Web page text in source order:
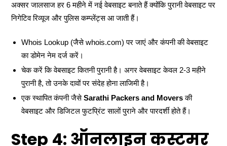
अक्सर जालसाज हर 6 महीने में नई वेबसाइट बनाते हैं क्योंकि पुरानी वेबसाइट पर
निगेटिव रिव्यूज और पुलिस कम्प्लेंट्स आ जाती हैं।
Whois Lookup (जैसे whois.com) पर जाएं और कंपनी की वेबसाइट
का डोमेन नेम दर्ज करें।
चेक करें कि वेबसाइट कितनी पुरानी है। अगर वेबसाइट केवल 2-3 महीने
पुरानी है, तो उनके दावों पर संदेह होना लाजिमी है।
एक स्थापित कंपनी जैसे Sarathi Packers and Movers की
वेबसाइट और डिजिटल फुटप्रिंट सालों पुराने और पारदर्शी होते हैं।
Step 4: ऑनलाइन कस्टमर